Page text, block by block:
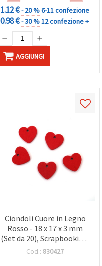
1.12 €- 20 %6-11 confezione
0.98 €- 30 %12 confezione +
AGGIUNGI
Ciondoli Cuore in Legno
Rosso - 18 x 17 x 3 mm
(Set da 20), Scrapbooking,
Confezioni Regalo e
Cod.: 830427